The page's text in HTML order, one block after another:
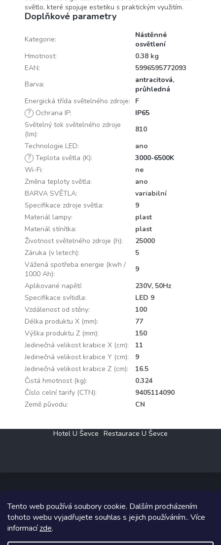
Tento web používá soubory cookie. Dalším procházením
tohoto webu vyjadřujete souhlas s jejich používáním.. Více
informacízde.
světlo, které spojuje estetiku s praktickým využitím.
Doplňkové parametry
Kategorie:
Nástěnné
osvětlení
Hmotnost:
0.38 kg
EAN:
5996595772093
Barva: antracitová,
průhledná
Energická třída světelného zdroje:
F
? Ochrana IP:
IP65
Světelný tok světelného zdroje
(lm):
810
Technologie LED:
ano
? Teplota světla (K):
3000-6500K
Wi-Fi:
ne
Změna teploty světla:
ano
BARVA SVĚTLA:
variabilní
Specifikace zdroje světla:
9
Materiál lampy:
plast
Materiál stínítka:
plast
Životnost světelného zdroje (h):
25000
Záruka (v letech):
5
Vážená spotřeba energie (kwh /
1000 Ah):
9
Aplikované napětí:
230V, 50Hz
Specifikace svítidla:
LED 9
Vzdálenost od stěny:
100
Délka produktu X (mm):
77
Výška produktu Z (mm):
150
Jedinečná velikost krabice X (cm):
11
Jedinečná velikost krabice Y (cm):
9
Jedinečná velikost krabice Z (cm):
16.5
Čistá hmotnost (kg):
0.324
Číslo celní tarify (CTN):
9405114090
Země původu: CN
Hotel U Ševce Restaurace U Ševce
Copyright 2026Elektro Klesný s.r.o.. Všechna práva vyhrazena.
Grafický návrh vytvořil a na Shoptet implementoval
Shoptetak.cz.